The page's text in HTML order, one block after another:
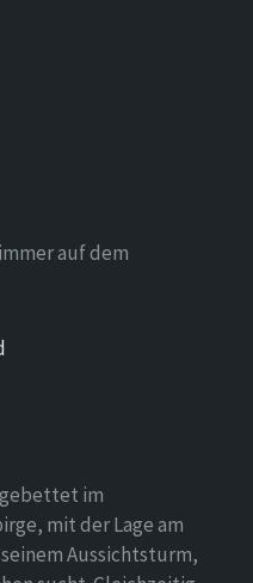
auf dem
im
mit der Lage am
Aussichtsturm,